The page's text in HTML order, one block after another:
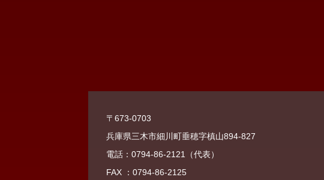
〒673-0703
兵庫県三木市細川町垂穂字槙山894-827
電話：0794-86-2121（代表）
FAX ：0794-86-2125